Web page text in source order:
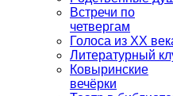
Встречи по
четвергам
Голоса из ХХ
Литературный
Ковыринские
вечёрки